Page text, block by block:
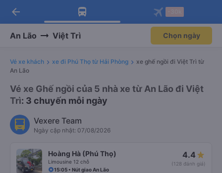
Tải app Vexere ngay!
Nhận ưu đãi thành viên độc
Mở app
Tải app Vexere
-30k/ghế khi đặt vé máy bay qua
Mở app
arrow_back
An Lão Việt Trì Chọn ngày
Vé xe khách xe đi Phú Thọ từ Hải Phòng
xe ghế ngồi đi Việt Trì từ
An Lão
Vé xe Ghế ngồi của 5 nhà xe từ An Lão đi Việt
Trì: 3 chuyến mỗi ngày
Vexere Team
Ngày cập nhật: 07/08/2026
Hoàng Hà (Phú Thọ)
Limousine 12 chỗ
4.4
(128 đánh giá)
15:05 • Nút giao An Lão